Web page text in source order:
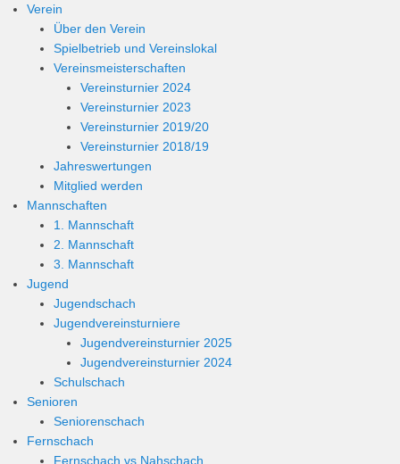
Verein
Über den Verein
Spielbetrieb und Vereinslokal
Vereinsmeisterschaften
Vereinsturnier 2024
Vereinsturnier 2023
Vereinsturnier 2019/20
Vereinsturnier 2018/19
Jahreswertungen
Mitglied werden
Mannschaften
1. Mannschaft
2. Mannschaft
3. Mannschaft
Jugend
Jugendschach
Jugendvereinsturniere
Jugendvereinsturnier 2025
Jugendvereinsturnier 2024
Schulschach
Senioren
Seniorenschach
Fernschach
Fernschach vs Nahschach